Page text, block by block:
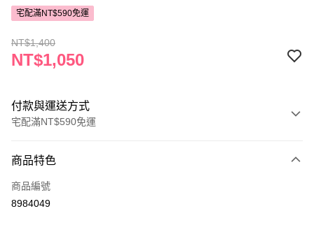
宅配滿NT$590免運
NT$1,400
NT$1,050
付款與運送方式
宅配滿NT$590免運
POYA支付
信用卡一次付款
商品特色
商品編號
8984049